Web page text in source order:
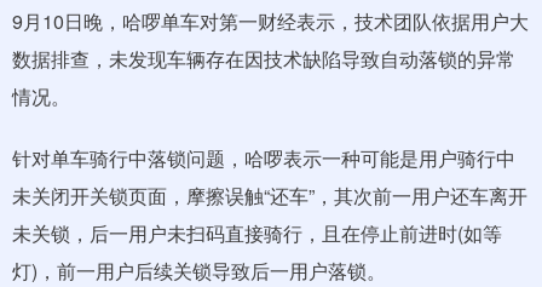
9月10日晚，哈啰单车对第一财经表示，技术团队依据用户大
数据排查，未发现车辆存在因技术缺陷导致自动落锁的异常
情况。
针对单车骑行中落锁问题，哈啰表示一种可能是用户骑行中
未关闭开关锁页面，摩擦误触“还车”，其次前一用户还车离开
未关锁，后一用户未扫码直接骑行，且在停止前进时(如等
灯)，前一用户后续关锁导致后一用户落锁。